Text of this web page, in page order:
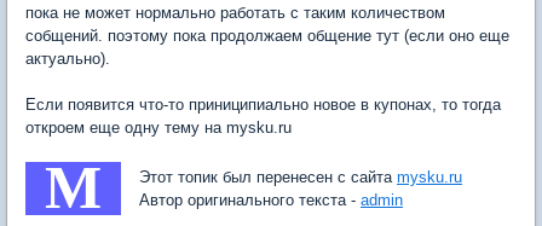
пока не может нормально работать с таким количеством
собщений. поэтому пока продолжаем общение тут (если оно еще
актуально).
Если появится что-то приниципиально новое в купонах, то тогда
откроем еще одну тему на mysku.ru
M Этот топик был перенесен с сайта mysku.ru
Автор оригинального текста - admin